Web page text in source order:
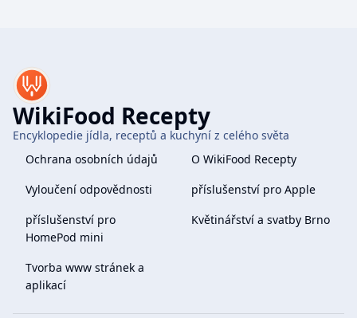
WikiFood Recepty
Encyklopedie jídla, receptů a kuchyní z celého světa
Ochrana osobních údajů
O WikiFood Recepty
Vyloučení odpovědnosti
příslušenství pro Apple
příslušenství pro
HomePod mini
Květinářství a svatby Brno
Tvorba www stránek a
aplikací